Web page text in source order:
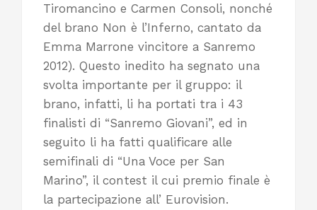
Tiromancino e Carmen Consoli, nonché
del brano Non è l’Inferno, cantato da
Emma Marrone vincitore a Sanremo
2012). Questo inedito ha segnato una
svolta importante per il gruppo: il
brano, infatti, li ha portati tra i 43
finalisti di “Sanremo Giovani”, ed in
seguito li ha fatti qualificare alle
semifinali di “Una Voce per San
Marino”, il contest il cui premio finale è
la partecipazione all’ Eurovision.